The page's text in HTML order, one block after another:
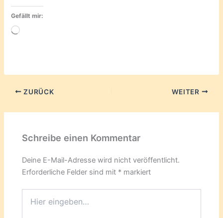
Gefällt mir:
Wird
ZURÜCK WEITER
Schreibe einen Kommentar
Deine E-Mail-Adresse wird nicht veröffentlicht.
Erforderliche Felder sind mit * markiert
eingeben…